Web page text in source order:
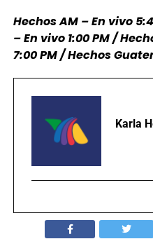
Hechos AM – En vivo
– En vivo 1:00 PM /
7:00 PM / Hechos
Karla